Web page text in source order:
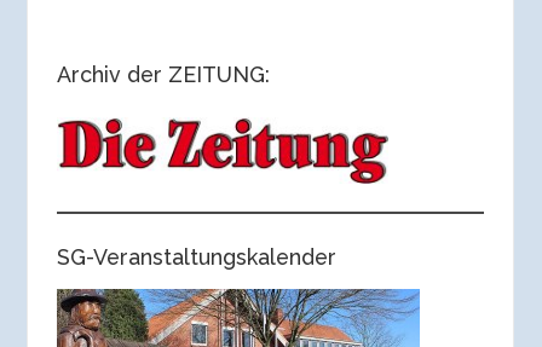
Archiv der ZEITUNG:
SG-Veranstaltungskalender